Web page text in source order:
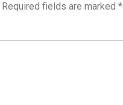
Required fields are marked *